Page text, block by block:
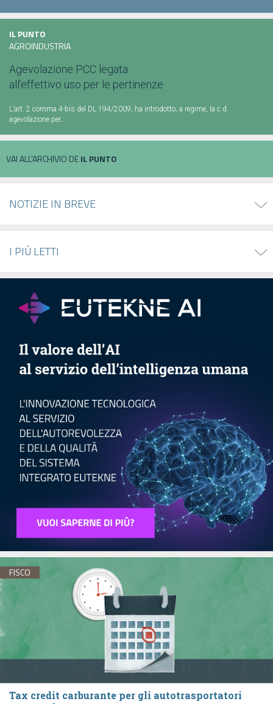
IL PUNTO
AGROINDUSTRIA
Agevolazione PCC legata
all’effettivo uso per le pertinenze
L’art. 2 comma 4-bis del DL 194/2009, ha introdotto, a regime, la c.d.
agevolazione per...
VAI ALL'ARCHIVIO DEIL PUNTO
NOTIZIE IN BREVE
I PIÙ LETTI
FISCO
Tax credit carburante per gli autotrasportatori